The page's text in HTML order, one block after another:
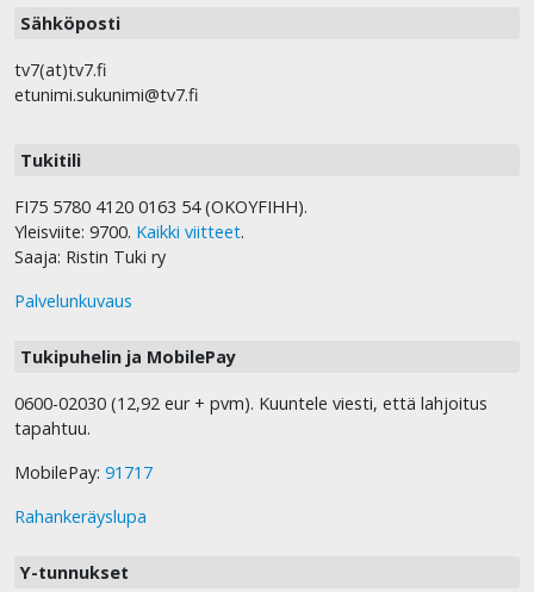
Sähköposti
tv7(at)tv7.fi
etunimi.sukunimi@tv7.fi
Tukitili
FI75 5780 4120 0163 54 (OKOYFIHH).
Yleisviite: 9700. Kaikki viitteet.
Saaja: Ristin Tuki ry
Palvelunkuvaus
Tukipuhelin ja MobilePay
0600-02030 (12,92 eur + pvm). Kuuntele viesti, että lahjoitus
tapahtuu.
MobilePay: 91717
Rahankeräyslupa
Y-tunnukset